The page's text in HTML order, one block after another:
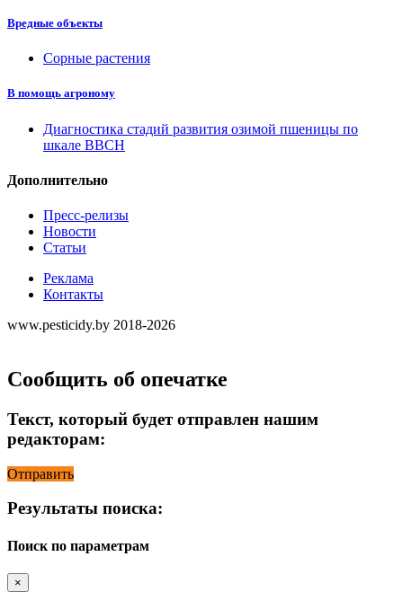
Вредные объекты
Сорные растения
В помощь агроному
Диагностика стадий развития озимой пшеницы по
шкале ВВСН
Дополнительно
Пресс-релизы
Новости
Статьи
Реклама
Контакты
www.pesticidy.by 2018-2026
Сообщить об опечатке
Текст, который будет отправлен нашим
редакторам:
Отправить
Результаты поиска:
Поиск по параметрам
×